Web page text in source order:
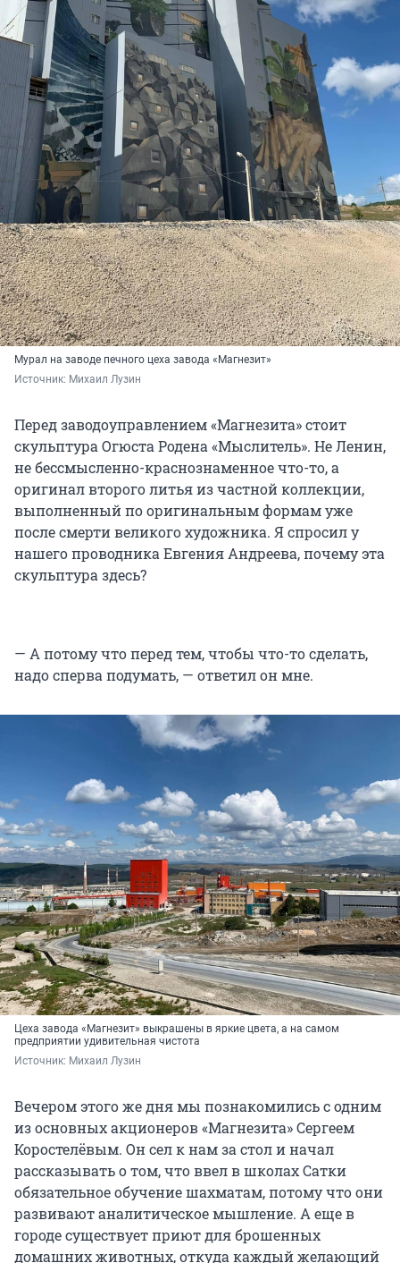
Мурал на заводе печного цеха завода «Магнезит»
Источник: Михаил Лузин
Перед заводоуправлением «Магнезита» стоит
скульптура Огюста Родена «Мыслитель». Не Ленин,
не бессмысленно-краснознаменное что-то, а
оригинал второго литья из частной коллекции,
выполненный по оригинальным формам уже
после смерти великого художника. Я спросил у
нашего проводника Евгения Андреева, почему эта
скульптура здесь?
— А потому что перед тем, чтобы что-то сделать,
надо сперва подумать, — ответил он мне.
Цеха завода «Магнезит» выкрашены в яркие цвета, а на самом
предприятии удивительная чистота
Источник: Михаил Лузин
Вечером этого же дня мы познакомились с одним
из основных акционеров «Магнезита» Сергеем
Коростелёвым. Он сел к нам за стол и начал
рассказывать о том, что ввел в школах Сатки
обязательное обучение шахматам, потому что они
развивают аналитическое мышление. А еще в
городе существует приют для брошенных
домашних животных, откуда каждый желающий